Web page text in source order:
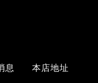
息 本店地址